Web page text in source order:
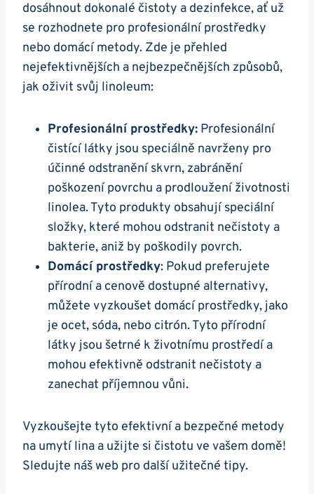
dosáhnout dokonalé čistoty a dezinfekce, ať už
se rozhodnete pro profesionální prostředky
nebo domácí metody. Zde je přehled
nejefektivnějších a nejbezpečnějších způsobů,
jak oživit svůj linoleum:
Profesionální prostředky: Profesionální
čistící látky jsou speciálně navrženy pro
účinné odstranění skvrn, zabránění
poškození povrchu a prodloužení životnosti
linolea. Tyto produkty obsahují speciální
složky, které mohou odstranit nečistoty a
bakterie, aniž by poškodily povrch.
Domácí prostředky: Pokud preferujete
přírodní a cenově dostupné alternativy,
můžete vyzkoušet domácí prostředky, jako
je ocet, sóda, nebo citrón. Tyto přírodní
látky jsou šetrné k životnímu prostředí a
mohou efektivně odstranit nečistoty a
zanechat příjemnou vůni.
Vyzkoušejte tyto efektivní a bezpečné metody
na umytí lina a užijte si čistotu ve vašem domě!
Sledujte náš web pro další užitečné tipy.